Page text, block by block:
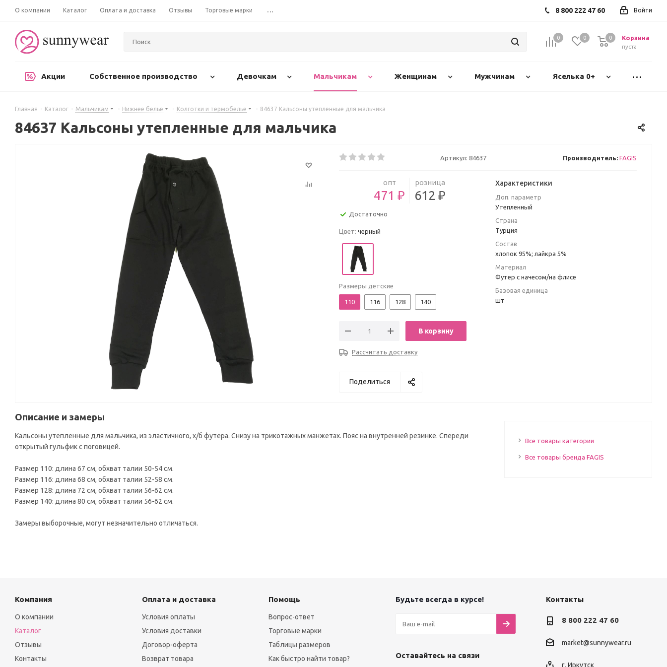
О компании Каталог Оплата и доставка Отзывы Торговые марки ... Войти
8 800 222 47 60
0 0 Корзина
пуста
0
Акции Собственное производство Девочкам Мальчикам Женщинам Мужчинам Яселька 0+
Главная - Каталог - Мальчикам - Нижнее белье - Колготки и термобелье - 84637 Кальсоны утепленные для мальчика
84637 Кальсоны утепленные для мальчика
Артикул: 84637 Производитель: FAGIS
опт
471 ₽
розница
612 ₽
Достаточно
Цвет: черный
Размеры детские
110 116 128 140
В корзину
Рассчитать доставку
Характеристики
Доп. параметр
Утепленный
Страна
Турция
Состав
хлопок 95%; лайкра 5%
Материал
Футер с начесом/на флисе
Базовая единица
шт
Поделиться
Описание и замеры
Кальсоны утепленные для мальчика, из эластичного, х/б футера. Снизу на трикотажных манжетах. Пояс на внутренней резинке. Спереди
открытый гульфик с поговицей.
Размер 110: длина 67 см, обхват талии 50-54 см.
Размер 116: длина 68 см, обхват талии 52-58 см.
Размер 128: длина 72 см, обхват талии 56-62 см.
Размер 140: длина 80 см, обхват талии 56-62 см.
Замеры выборочные, могут незначительно отличаться.
Все товары категории
Все товары бренда FAGIS
Компания
О компании
Каталог
Отзывы
Контакты
Оплата и доставка
Условия оплаты
Условия доставки
Договор-оферта
Возврат товара
Помощь
Вопрос-ответ
Торговые марки
Таблицы размеров
Как быстро найти товар?
Будьте всегда в курсе!
Оставайтесь на связи
Контакты
8 800 222 47 60
market@sunnywear.ru
г. Иркутск